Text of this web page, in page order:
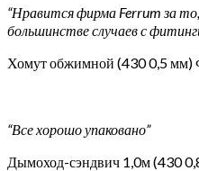
“Нравится фирма Ferrum за
большинстве случаев с
Хомут обжимной (430 0,5
“Все хорошо упаковано”
Дымоход-сэндвич 1,0м (430